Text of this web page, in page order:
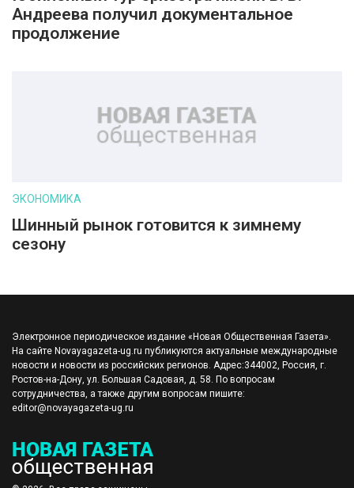
Андреева получил документальное
продолжение
ЭКОНОМИКА
Шинный рынок готовится к зимнему
сезону
Электронное периодическое издание «Новая Общественная Газета».
На сайте Novayagazeta-ug.ru публикуются актуальные международные
новости и новости из российских регионов. Адрес:344002, Россия, г.
Ростов-на-Дону, ул. Большая Садовая, д. 58. По вопросам
сотрудничества, а также другим вопросам пишите:
editor@novayagazeta-ug.ru